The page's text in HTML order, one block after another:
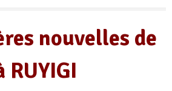
nouvelles de
RUYIGI